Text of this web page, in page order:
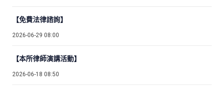
【免費法律諮詢】
2026-06-29 08:00
【本所律師演講活動】
2026-06-18 08:50